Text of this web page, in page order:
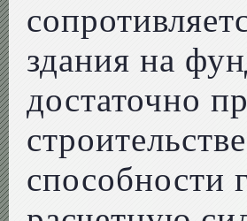
здания на
достаточно
способности